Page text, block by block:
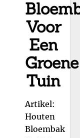
Voor
Een
Groene
Tuin
Artikel:
Houten
Bloembak